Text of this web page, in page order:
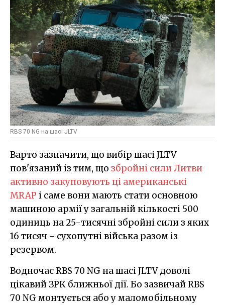
RBS 70 NG на шасі JLTV
Варто зазначити, що вибір шасі JLTV
пов'язаний із тим, що збройні сили Литви
активно закуповують ці американські
MRAP і саме вони мають стати основною
машиною армії у загальній кількості 500
одиниць на 25-тисячні збройні сили з яких
16 тисяч - сухопутні війська разом із
резервом.
Водночас RBS 70 NG на шасі JLTV доволі
цікавий ЗРК ближньої дії. Бо зазвичай RBS
70 NG монтується або у маломобільному